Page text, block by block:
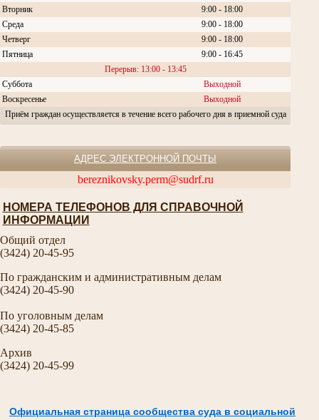
Вторник
9:00 - 18:00
Среда
9:00 - 18:00
Четверг
9:00 - 18:00
Пятница
9:00 - 16:45
Перерыв: 13:00 - 13:45
Суббота
Выходной
Воскресенье
Выходной
Приём граждан осуществляется в течение всего рабочего дня в приемной суда
АДРЕС ЭЛЕКТРОННОЙ ПОЧТЫ
bereznikovsky.perm@sudrf.ru
НОМЕРА ТЕЛЕФОНОВ ДЛЯ СПРАВОЧНОЙ
ИНФОРМАЦИИ
Общий отдел
(3424) 20-45-95
По гражданским и административным делам
(3424) 20-45-90
По уголовным делам
(3424) 20-45-85
Архив
(3424) 20-45-99
Официальная страница сообщества суда в социальной